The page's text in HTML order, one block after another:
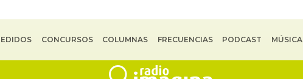
CONCURSOS COLUMNAS FRECUENCIAS PODCAST MÚSICA